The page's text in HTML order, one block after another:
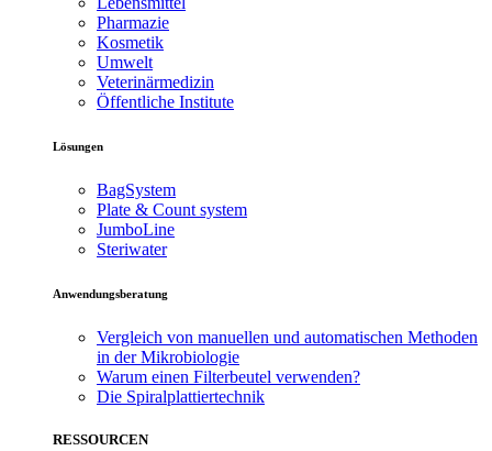
Pharmazie
Kosmetik
Umwelt
Veterinärmedizin
Öffentliche Institute
Lösungen
BagSystem
Plate & Count system
JumboLine
Steriwater
Anwendungsberatung
Vergleich von manuellen und automatischen Methoden
in der Mikrobiologie
Warum einen Filterbeutel verwenden?
Die Spiralplattier­technik
RESSOURCEN